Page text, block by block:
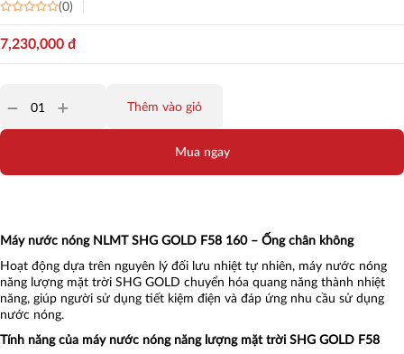
(0)
7,230,000 đ
Thêm vào giỏ
Mua ngay
Máy nước nóng NLMT SHG GOLD F58 160 – Ống chân không
Hoạt động dựa trên nguyên lý đối lưu nhiệt tự nhiên, máy nước nóng
năng lượng mặt trời SHG GOLD chuyển hóa quang năng thành nhiệt
năng, giúp người sử dụng tiết kiệm điện và đáp ứng nhu cầu sử dụng
nước nóng.
Tính năng của máy nước nóng năng lượng mặt trời SHG GOLD F58